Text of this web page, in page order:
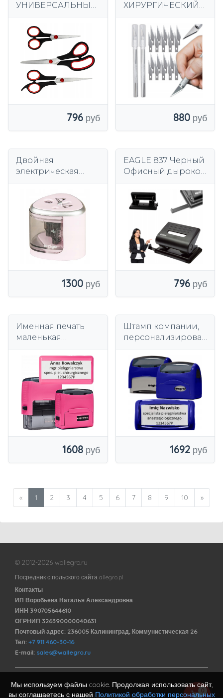
УНИВЕРСАЛЬНЫЕ
ШКОЛЬНЫХ
ОФИСНЫХ
ПРОЧНЫХ,
ОСТРЫХ
Портновских
796
ХИРУРГИЧЕСКИЙ
МОДЕЛИРОВАНИЯ
СКАЛЬПЕЛЯ
НАБОР ТОЧНЫХ
НОЖЕЙ + 20
ЛЕЗВИЙ
880
Двойная
электрическая
светло-розовая
SSC345
1300
EAGLE 837 Черный
Офисный дырокол
796
Именная печать
маленькая
ная - фирменная-
до 4 строк Wagraf
B2s
1608
Штамп компании,
персонализирован
карман - PREINK -
высокая печать
формата А2 до 5
строк
1692
« 1 2 3 4 5 6 7 8 9 10 »
© 2012-2026 wallegro.ru
Посредник с польского сайта allegro.pl
Контакты
ИП Воробьева Наталья Александровна
ИНН 390705644610
ОГРНИП 326390000040631
Почтовый адрес: 236005 Калининград, Коммунистическая 26
Тел: +7 911 460-30-16
E-mail: sales@wallegro.ru
Договор оферты
Политика обработки персональных данных
0
Мы используем файлы cookie. Продолжая использовать сайт,
вы соглашаетесь с нашей Политикой обработки персональных